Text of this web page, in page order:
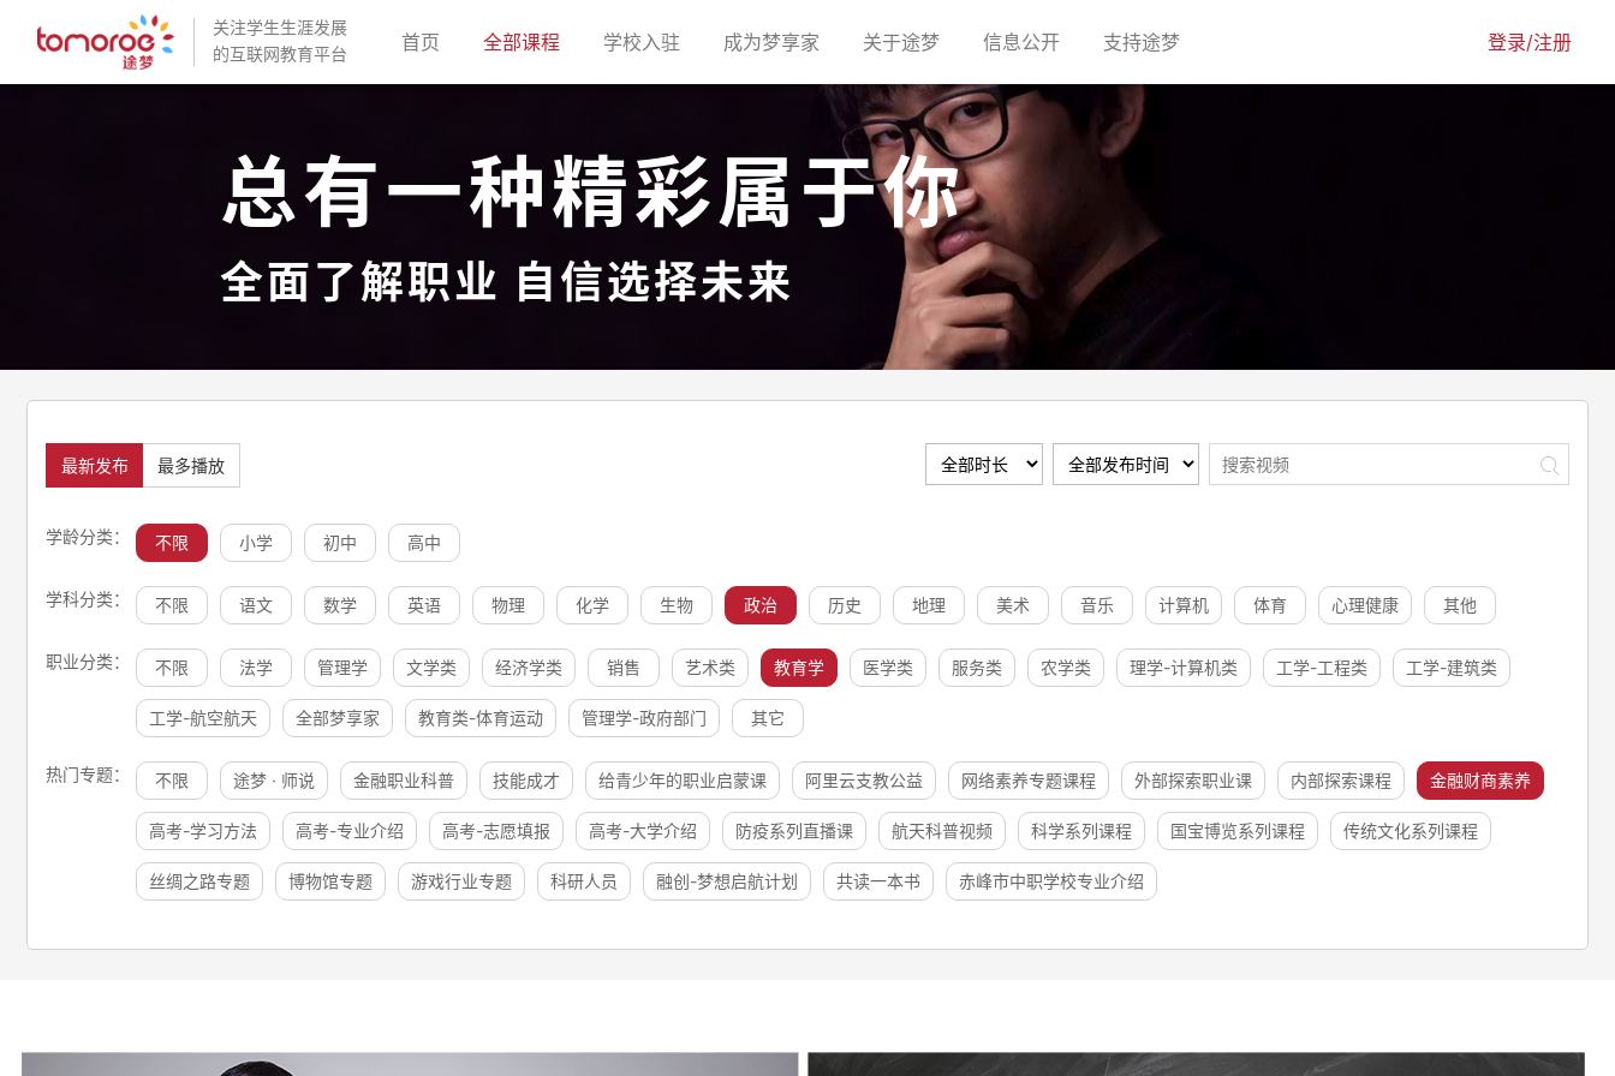
关注学生生涯发展
的互联网教育平台
首页(current)全部课程(current)学校入驻(current)成为梦享家(current)关于途梦(current)信息公开(current)支持途梦(current) 登录/注册
总有一种精彩属于你
全面了解职业 自信选择未来
最新发布 最多播放
学龄分类： 不限 小学 初中 高中
学科分类： 不限 语文 数学 英语 物理 化学 生物 政治 历史 地理 美术 音乐 计算机 体育 心理健康 其他
职业分类： 不限 法学 管理学 文学类 经济学类 销售 艺术类 教育学 医学类 服务类 农学类 理学-计算机类 工学-工程类 工学-建筑类
工学-航空航天 全部梦享家 教育类-体育运动 管理学-政府部门 其它
热门专题： 不限 途梦 · 师说 金融职业科普 技能成才 给青少年的职业启蒙课 阿里云支教公益 网络素养专题课程 外部探索职业课 内部探索课程 金融财商素养
高考-学习方法 高考-专业介绍 高考-志愿填报 高考-大学介绍 防疫系列直播课 航天科普视频 科学系列课程 国宝博览系列课程 传统文化系列课程
丝绸之路专题 博物馆专题 游戏行业专题 科研人员 融创-梦想启航计划 共读一本书 赤峰市中职学校专业介绍